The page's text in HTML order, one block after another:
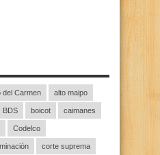
del Carmen alto maipo
BDS boicot caimanes
Codelco
corte suprema